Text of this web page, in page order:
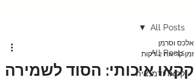
All Posts
קקאו ודמנציה
All Posts
קקאו איכותי: הסוד לשמירה
אלכס וסרמן
זמן קריאה 2 דקות